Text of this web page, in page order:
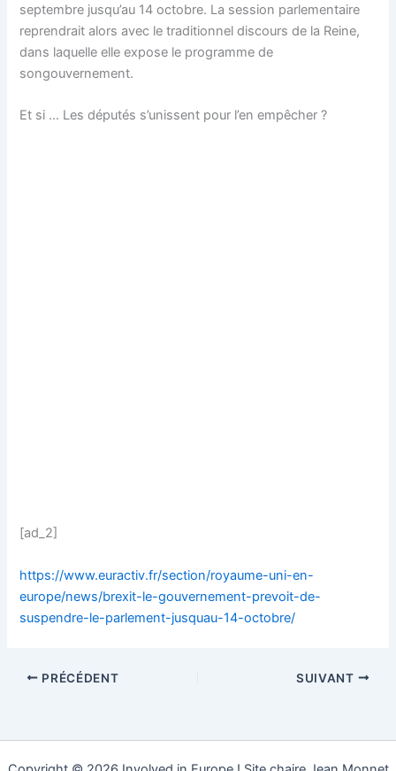
septembre jusqu’au 14 octobre. La session parlementaire
reprendrait alors avec le traditionnel discours de la Reine,
dans laquelle elle expose le programme de
songouvernement.
Et si … Les députés s’unissent pour l’en empêcher ?
[ad_2]
https://www.euractiv.fr/section/royaume-uni-en-
europe/news/brexit-le-gouvernement-prevoit-de-
suspendre-le-parlement-jusquau-14-octobre/
PRÉCÉDENT SUIVANT